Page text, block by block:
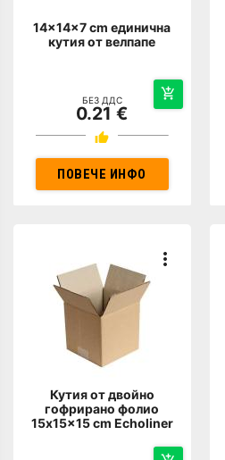
14x14x7 cm единична
кутия от велпапе
БЕЗ ДДС
0.21 €
ПОВЕЧЕ ИНФО
Кутия от двойно
гофрирано фолио
15x15x15 cm Echoliner